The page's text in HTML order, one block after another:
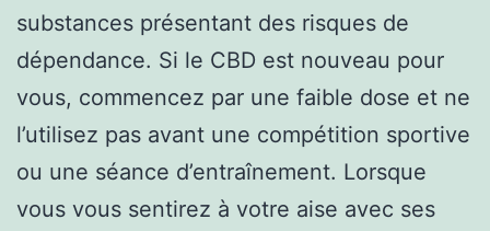
substances présentant des risques de
dépendance. Si le CBD est nouveau pour
vous, commencez par une faible dose et ne
l’utilisez pas avant une compétition sportive
ou une séance d’entraînement. Lorsque
vous vous sentirez à votre aise avec ses